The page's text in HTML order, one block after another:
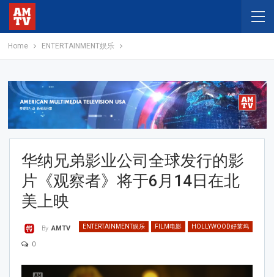
Home ENTERTAINMENT娱乐
华纳兄弟影业公司全球发行的影
片《观察者》将于6月14日在北
美上映
ENTERTAINMENT娱乐 FILM电影 HOLLYWOOD好莱坞
By AMTV
0